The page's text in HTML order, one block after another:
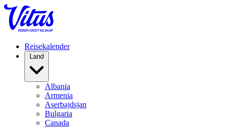
Reisekalender
Albania
Armenia
Aserbajdsjan
Bulgaria
Canada